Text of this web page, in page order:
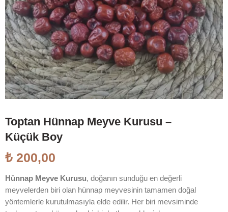
Toptan Hünnap Meyve Kurusu –
Küçük Boy
₺ 200,00
Hünnap Meyve Kurusu, doğanın sunduğu en değerli
meyvelerden biri olan hünnap meyvesinin tamamen doğal
yöntemlerle kurutulmasıyla elde edilir. Her biri mevsiminde